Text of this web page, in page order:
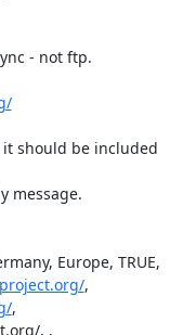
- not ftp.
should be included
message.
Europe, TRUE,
,